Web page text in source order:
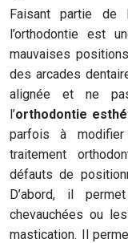
Faisant partie de
l’orthodontie est
mauvaises
des arcades
alignée et ne
l’orthodontie
parfois à
traitement
défauts de
D’abord, il
chevauchées ou
mastication. Il